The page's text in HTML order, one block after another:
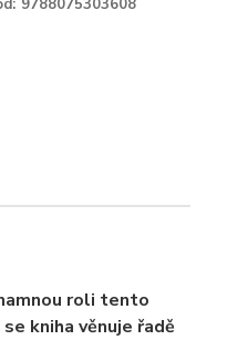
9788075303608
roli tento
kniha věnuje řadě